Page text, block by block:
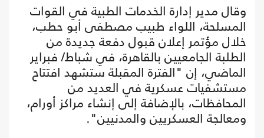
وقال مدير إدارة الخدمات الطبية في القوات
المسلحة، اللواء طبيب مصطفى أبو حطب،
خلال مؤتمر إعلان قبول دفعة جديدة من
الطلبة الجامعيين بالقاهرة، في شباط/ فبراير
الماضي، إن "الفترة المقبلة ستشهد افتتاح
مستشفيات عسكرية في العديد من
المحافظات، بالإضافة إلى إنشاء مراكز أورام،
ومعالجة العسكريين والمدنيين".